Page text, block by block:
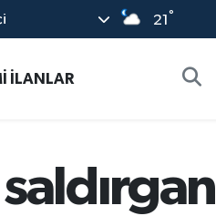
21 °
İLANLAR